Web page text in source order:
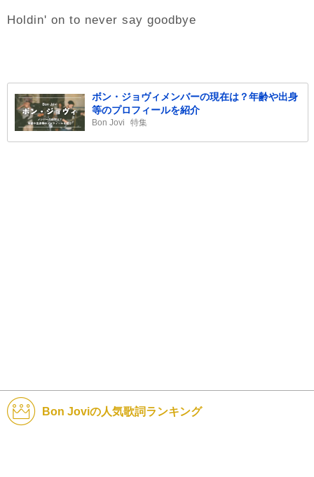
Holdin' on to never say goodbye
ボン・ジョヴィメンバーの現在は？年齢や出身
等のプロフィールを紹介
Bon Jovi 特集
Bon Joviの人気歌詞ランキング